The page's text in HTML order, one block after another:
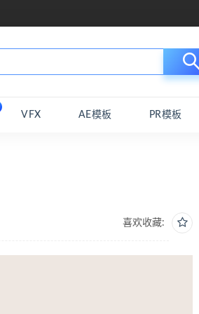
VFX AE模板 PR模板
喜欢收藏: